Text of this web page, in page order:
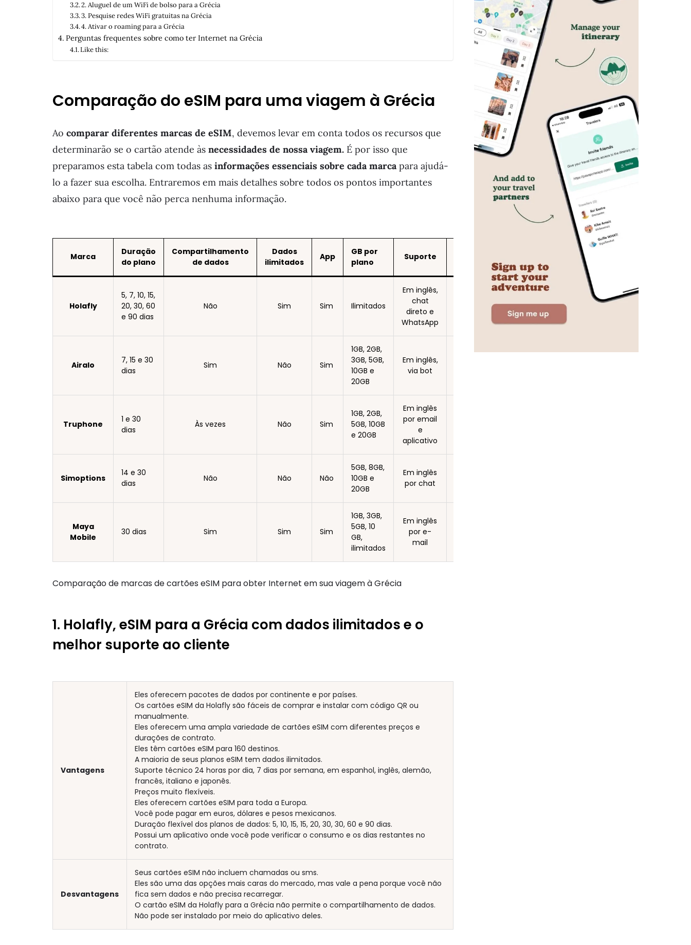
2. Aluguel de um WiFi de bolso para a Grécia
3. Pesquise redes WiFi gratuitas na Grécia
4. Ativar o roaming para a Grécia
Perguntas frequentes sobre como ter Internet na Grécia
Like this:
Comparação do eSIM para uma viagem à Grécia
Ao comparar diferentes marcas de eSIM, devemos levar em conta todos os recursos que
determinarão se o cartão atende às necessidades de nossa viagem. É por isso que
preparamos esta tabela com todas as informações essenciais sobre cada marcapara ajudá-
lo a fazer sua escolha. Entraremos em mais detalhes sobre todos os pontos importantes
abaixo para que você não perca nenhuma informação.
Marca
Duração
do plano
Compartilhamento
de dados
Dados
ilimitados
App
GB por
plano
Suporte Pontuação
Holafly
5, 7, 10, 15,
20, 30, 60
e 90 dias
Não Sim Sim Ilimitados
Em inglês,
chat
direto e
WhatsApp
4,6 4,3
Airalo
7, 15 e 30
dias
Sim Não Sim
1GB, 2GB,
3GB, 5GB,
10GB e
20GB
Em inglês,
via bot
Truphone
1 e 30
dias
Às vezes Não Sim
1GB, 2GB,
5GB, 10GB
e 20GB
Em inglês
por email
e
aplicativo
Simoptions
14 e 30
dias
Não Não Não
5GB, 8GB,
10GB e
20GB
Em inglês
por chat
Maya
Mobile
30 dias Sim Sim Sim
1GB, 3GB,
5GB, 10
GB,
ilimitados
Em inglês
por e-
mail
Comparação de marcas de cartões eSIM para obter Internet em sua viagem à Grécia
1. Holafly, eSIM para a Grécia com dados ilimitados e o
melhor suporte ao cliente
Vantagens
Eles oferecem pacotes de dados por continente e por países.
Os cartões eSIM da Holafly são fáceis de comprar e instalar com código QR ou
manualmente.
Eles oferecem uma ampla variedade de cartões eSIM com diferentes preços e
durações de contrato.
Eles têm cartões eSIM para 160 destinos.
A maioria de seus planos eSIM tem dados ilimitados.
Suporte técnico 24 horas por dia, 7 dias por semana, em espanhol, inglês, alemão,
francês, italiano e japonês.
Preços muito flexíveis.
Eles oferecem cartões eSIM para toda a Europa.
Você pode pagar em euros, dólares e pesos mexicanos.
Duração flexível dos planos de dados: 5, 10, 15, 15, 20, 30, 30, 60 e 90 dias.
Possui um aplicativo onde você pode verificar o consumo e os dias restantes no
contrato.
Desvantagens
Seus cartões eSIM não incluem chamadas ou sms.
Eles são uma das opções mais caras do mercado, mas vale a pena porque você não
fica sem dados e não precisa recarregar.
O cartão eSIM da Holafly para a Grécia não permite o compartilhamento de dados.
Não pode ser instalado por meio do aplicativo deles.